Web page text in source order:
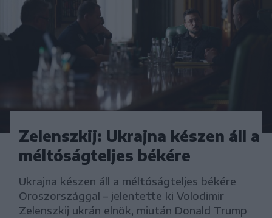
Zelenszkij: Ukrajna készen áll a
méltóságteljes békére
Ukrajna készen áll a méltóságteljes békére
Oroszországgal – jelentette ki Volodimir
Zelenszkij ukrán elnök, miután Donald Trump